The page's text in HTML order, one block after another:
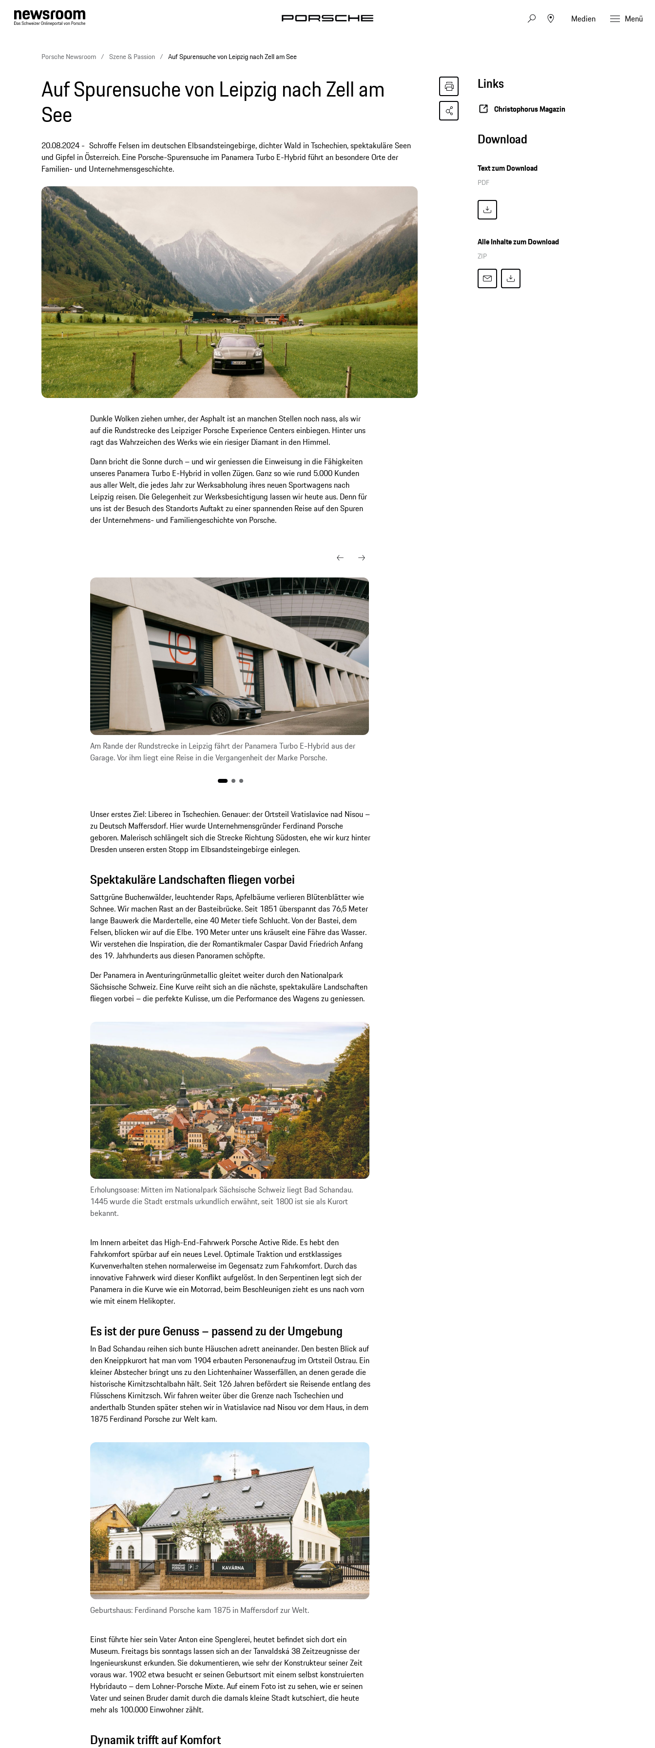
Medien Menü
Porsche Newsroom Szene & Passion Auf Spurensuche von Leipzig nach Zell am See
Auf Spurensuche von Leipzig nach Zell am
See
20.08.2024
Schroffe Felsen im deutschen Elbsandsteingebirge, dichter Wald in Tschechien, spektakuläre Seen
und Gipfel in Österreich. Eine Porsche-Spurensuche im Panamera Turbo E-Hybrid führt an besondere Orte der
Familien- und Unternehmensgeschichte.
Dunkle Wolken ziehen umher, der Asphalt ist an manchen Stellen noch nass, als wir
auf die Rundstrecke des Leipziger Porsche Experience Centers einbiegen. Hinter uns
ragt das Wahrzeichen des Werks wie ein riesiger Diamant in den Himmel.
Dann bricht die Sonne durch – und wir geniessen die Einweisung in die Fähigkeiten
unseres Panamera Turbo E-Hybrid in vollen Zügen. Ganz so wie rund 5.000 Kunden
aus aller Welt, die jedes Jahr zur Werksabholung ihres neuen Sportwagens nach
Leipzig reisen. Die Gelegenheit zur Werksbesichtigung lassen wir heute aus. Denn für
uns ist der Besuch des Standorts Auftakt zu einer spannenden Reise auf den Spuren
der Unternehmens- und Familiengeschichte von Porsche.
Am Rande der Rundstrecke in Leipzig fährt der Panamera Turbo E-Hybrid aus der
Garage. Vor ihm liegt eine Reise in die Vergangenheit der Marke Porsche.
Unser erstes Ziel: Liberec in Tschechien. Genauer: der Ortsteil Vratislavice nad Nisou –
zu Deutsch Maffersdorf. Hier wurde Unternehmensgründer Ferdinand Porsche
geboren. Malerisch schlängelt sich die Strecke Richtung Südosten, ehe wir kurz hinter
Dresden unseren ersten Stopp im Elbsandsteingebirge einlegen.
Spektakuläre Landschaften fliegen vorbei
Sattgrüne Buchenwälder, leuchtender Raps, Apfelbäume verlieren Blütenblätter wie
Schnee. Wir machen Rast an der Basteibrücke. Seit 1851 überspannt das 76,5 Meter
lange Bauwerk die Mardertelle, eine 40 Meter tiefe Schlucht. Von der Bastei, dem
Felsen, blicken wir auf die Elbe. 190 Meter unter uns kräuselt eine Fähre das Wasser.
Wir verstehen die Inspiration, die der Romantikmaler Caspar David Friedrich Anfang
des 19. Jahrhunderts aus diesen Panoramen schöpfte.
Der Panamera in Aventuringrünmetallic gleitet weiter durch den Nationalpark
Sächsische Schweiz. Eine Kurve reiht sich an die nächste, spektakuläre Landschaften
fliegen vorbei – die perfekte Kulisse, um die Performance des Wagens zu geniessen.
Erholungsoase: Mitten im Nationalpark Sächsische Schweiz liegt Bad Schandau.
1445 wurde die Stadt erstmals urkundlich erwähnt, seit 1800 ist sie als Kurort
bekannt.
Im Innern arbeitet das High-End-Fahrwerk Porsche Active Ride. Es hebt den
Fahrkomfort spürbar auf ein neues Level. Optimale Traktion und erstklassiges
Kurvenverhalten stehen normalerweise im Gegensatz zum Fahrkomfort. Durch das
innovative Fahrwerk wird dieser Konflikt aufgelöst. In den Serpentinen legt sich der
Panamera in die Kurve wie ein Motorrad, beim Beschleunigen zieht es uns nach vorn
wie mit einem Helikopter.
Es ist der pure Genuss – passend zu der Umgebung
In Bad Schandau reihen sich bunte Häuschen adrett aneinander. Den besten Blick auf
den Kneippkurort hat man vom 1904 erbauten Personenaufzug im Ortsteil Ostrau. Ein
kleiner Abstecher bringt uns zu den Lichtenhainer Wasserfällen, an denen gerade die
historische Kirnitzschtalbahn hält. Seit 126 Jahren befördert sie Reisende entlang des
Flüsschens Kirnitzsch. Wir fahren weiter über die Grenze nach Tschechien und
anderthalb Stunden später stehen wir in Vratislavice nad Nisou vor dem Haus, in dem
1875 Ferdinand Porsche zur Welt kam.
Geburtshaus: Ferdinand Porsche kam 1875 in Maffersdorf zur Welt.
Einst führte hier sein Vater Anton eine Spenglerei, heutet befindet sich dort ein
Museum. Freitags bis sonntags lassen sich an der Tanvaldská 38 Zeitzeugnisse der
Ingenieurskunst erkunden. Sie dokumentieren, wie sehr der Konstrukteur seiner Zeit
voraus war. 1902 etwa besucht er seinen Geburtsort mit einem selbst konstruierten
Hybridauto – dem Lohner-Porsche Mixte. Auf einem Foto ist zu sehen, wie er seinen
Vater und seinen Bruder damit durch die damals kleine Stadt kutschiert, die heute
mehr als 100.000 Einwohner zählt.
Dynamik trifft auf Komfort
Links
Christophorus Magazin
Download
Text zum Download
PDF
Alle Inhalte zum Download
ZIP